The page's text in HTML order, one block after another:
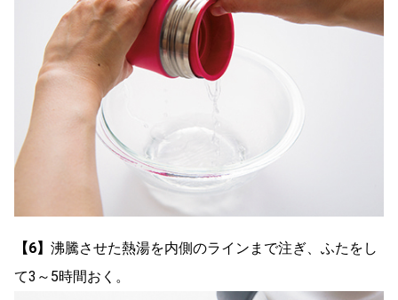
【6】 沸騰させた熱湯を内側のラインまで注ぎ、ふたをし
て3～5時間おく。